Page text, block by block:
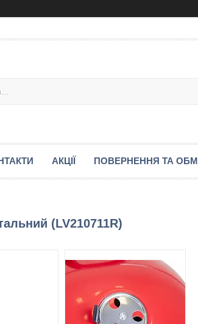
АКЦІЇ ПОВЕРНЕННЯ ТА
(LV210711R)